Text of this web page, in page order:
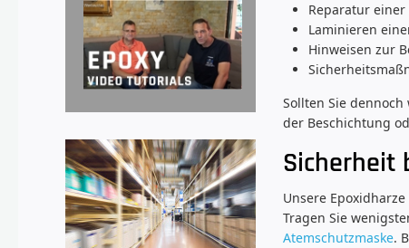
Reparatur
Laminieren
Hinweisen zur
Sollten Sie
der Beschichtung
Sicherheit
Unsere
Tragen Sie
Atemschutzmaske.